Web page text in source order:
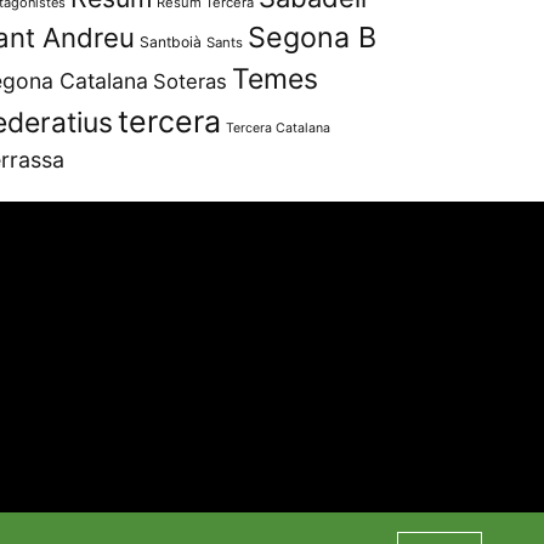
Andreu Santboià Sants Segona B
Catalana Soteras Temes
tercera Tercera Catalana